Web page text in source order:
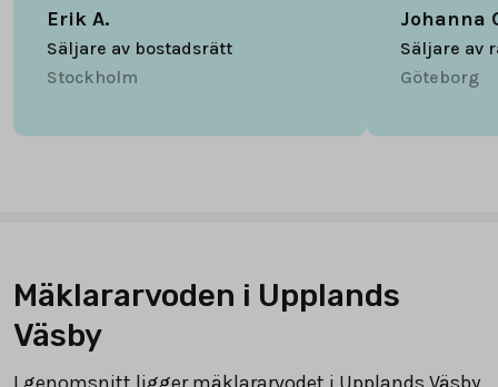
Erik A.
Säljare av bostadsrätt
Stockholm
Johanna
Säljare av
Göteborg
Mäklararvoden i Upplands
Väsby